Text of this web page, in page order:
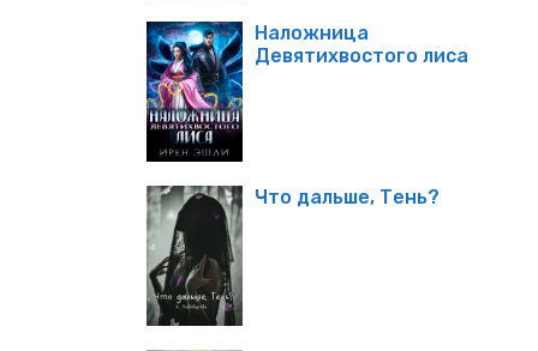
Наложница
Девятихвостого лиса
Что дальше, Тень?